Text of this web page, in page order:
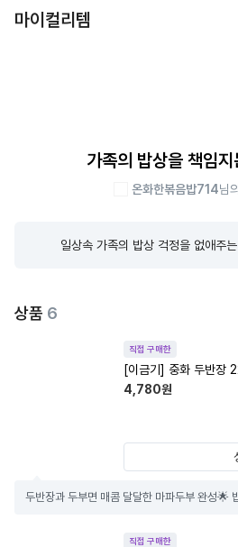
마이컬리템
가족의 밥상을 책임
온화한볶음밥714님
일상속 가족의 밥상 걱정을 없애주
상품 6
직접 구매한
[이금기] 중화 두반장
4,780원
두반장과 두부면 매콤 달달한 마파두부 완성🌟
직접 구매한